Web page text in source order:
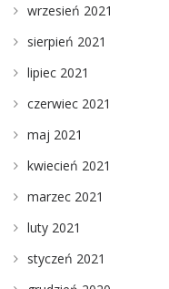
wrzesień 2021
sierpień 2021
lipiec 2021
czerwiec 2021
maj 2021
kwiecień 2021
marzec 2021
luty 2021
styczeń 2021